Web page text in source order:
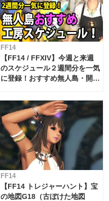
FF14
【FF14 / FFXIV】今週と来週
のスケジュール２週間分を一気
に登録！おすすめ無人島・開拓
FF14
【FF14 トレジャーハント】宝
の地図G18（古ぼけた地図